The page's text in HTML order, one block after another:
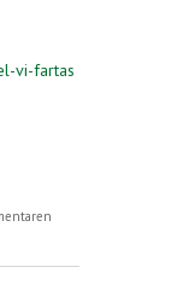
vi-fartas